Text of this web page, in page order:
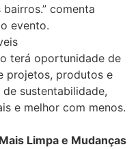
comenta
evento.
terá oportunidade de
projetos, produtos e
sustentabilidade,
e melhor com menos.
Limpa e Mudanças